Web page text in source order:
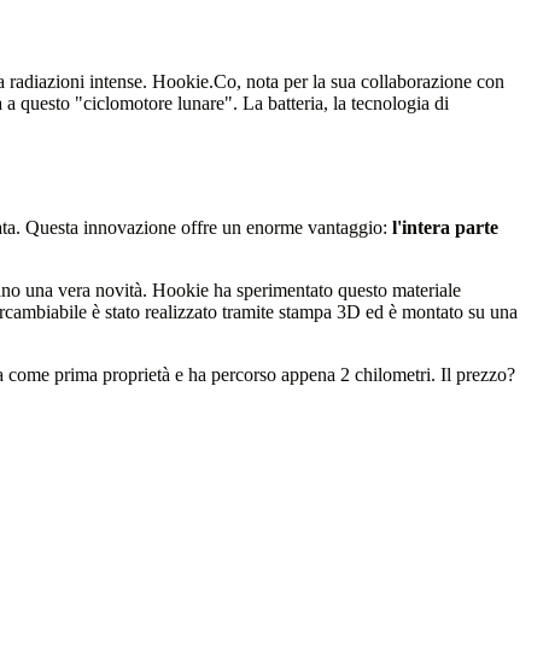
radiazioni intense. Hookie.Co, nota per la sua collaborazione con
questo "ciclomotore lunare". La batteria, la tecnologia di
Questa innovazione offre un enorme vantaggio: l'intera parte
una vera novità. Hookie ha sperimentato questo materiale
è stato realizzato tramite stampa 3D ed è montato su una
prima proprietà e ha percorso appena 2 chilometri. Il prezzo?